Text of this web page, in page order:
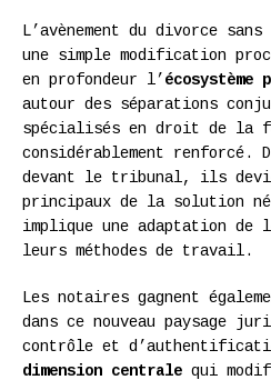
L’avènement du divorce
une simple modification
en profondeur l’ écosystème
autour des séparations
spécialisés en droit de la
considérablement renforcé.
devant le tribunal, ils
principaux de la solution
implique une adaptation de
leurs méthodes de travail.
Les notaires gagnent
dans ce nouveau paysage
contrôle et
dimension centrale qui